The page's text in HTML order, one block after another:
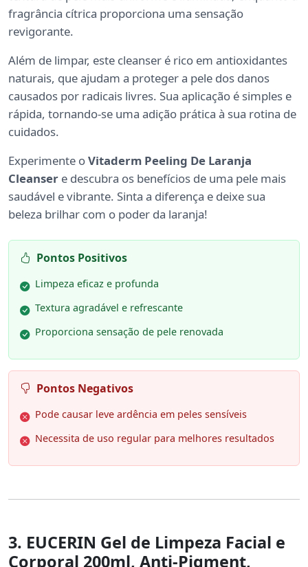
fragrância cítrica proporciona uma sensação
revigorante.
Além de limpar, este cleanser é rico em antioxidantes
naturais, que ajudam a proteger a pele dos danos
causados por radicais livres. Sua aplicação é simples e
rápida, tornando-se uma adição prática à sua rotina de
cuidados.
Experimente oVitaderm Peeling De Laranja
Cleanser e descubra os benefícios de uma pele mais
saudável e vibrante. Sinta a diferença e deixe sua
beleza brilhar com o poder da laranja!
Pontos Positivos
Limpeza eficaz e profunda
Textura agradável e refrescante
Proporciona sensação de pele renovada
Pontos Negativos
Pode causar leve ardência em peles sensíveis
Necessita de uso regular para melhores resultados
3. EUCERIN Gel de Limpeza Facial e
Corporal 200ml, Anti-Pigment,